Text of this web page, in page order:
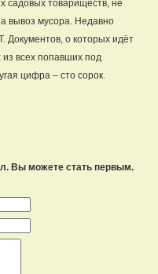
садовых товариществ, не
вывоз мусора. Недавно
Документов, о которых идёт
из всех попавших под
цифра – сто сорок.
Вы можете стать первым.